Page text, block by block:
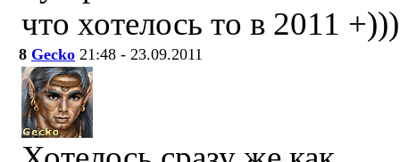
что хотелось то в 2011 +)))
8 Gecko 21:48 - 23.09.2011